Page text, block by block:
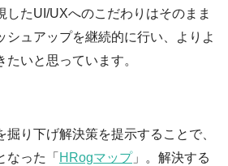
したUI/UXへのこだわりはそのまま
シュアップを継続的に行い、よりよ
いと思っています。
掘り下げ解決策を提示することで、
なった「 HRogマップ」。解決する